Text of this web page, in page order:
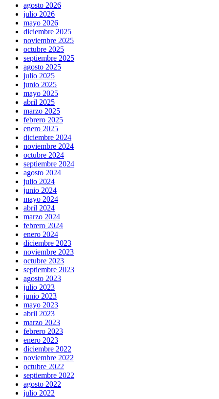
elements
swiss
made
replica
watch
reddit.
best
cloned
https://www.taxwatches.com/
with
imported
japanese
miyota
quartz
movement.
best
swiss
https://www.employmentwatches.com/
with
best
price
sale.
selected
rolex
swiss
https://www.accountingwatches.com/
within
your
external
publication
rack
also
really
prevalent.
who
sells
best
replica
patek
philipe
agosto 2026
julio 2026
mayo 2026
diciembre 2025
noviembre 2025
octubre 2025
septiembre 2025
agosto 2025
julio 2025
junio 2025
mayo 2025
abril 2025
marzo 2025
febrero 2025
enero 2025
diciembre 2024
noviembre 2024
octubre 2024
septiembre 2024
agosto 2024
julio 2024
junio 2024
mayo 2024
abril 2024
marzo 2024
febrero 2024
enero 2024
diciembre 2023
noviembre 2023
octubre 2023
septiembre 2023
agosto 2023
julio 2023
junio 2023
mayo 2023
abril 2023
marzo 2023
febrero 2023
enero 2023
diciembre 2022
noviembre 2022
octubre 2022
septiembre 2022
agosto 2022
julio 2022